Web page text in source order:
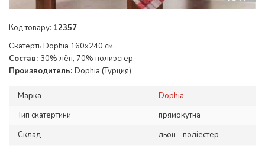
Код товару: 12357
Скатерть Dophia 160x240 см.
Состав: 30% лён, 70% полиэстер.
Производитель: Dophia (Турция).
Марка
Dophia
Тип скатертини
прямокутна
Склад
льон - поліестер